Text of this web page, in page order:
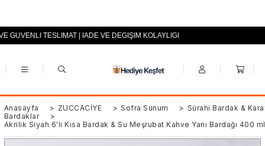
+90 (0553) 694 94 70
TESLİMAT | İADE VE DEĞİŞİM KOLAYLIĞI
Anasayfa > ZÜCCACİYE > Sofra Sunum > Sürahi Bardak &
Bardaklar
>
Akrilik Siyah 6'lı Kısa Bardak & Su Meşrubat Kahve Yanı Bardağı 400